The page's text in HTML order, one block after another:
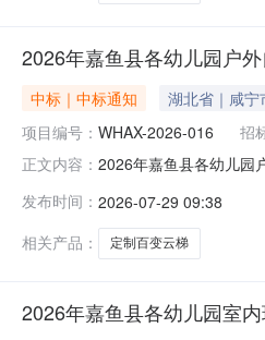
2026年嘉鱼县各幼儿园户
中标｜中标通知 湖北省｜咸宁
项目编号： WHAX-2026-016 招
正文内容： 2026年嘉鱼县各幼儿园
金额：109.82(万元)综
发布时间： 2026-07-29 09:38
相关产品：
定制百变云梯
2026年嘉鱼县各幼儿园室